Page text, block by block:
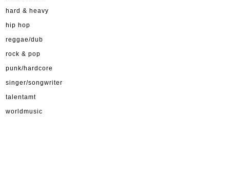
hard & heavy
hip hop
reggae/dub
rock & pop
punk/hardcore
singer/songwriter
talentamt
worldmusic